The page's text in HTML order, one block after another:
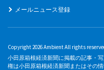
メールニュース登録
Copyright 2026 Ambient All rights
小田原箱根経済新聞に掲載の記事・
権は小田原箱根経済新聞またはその情